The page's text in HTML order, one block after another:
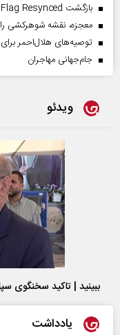
بازگشت Black Flag Resynced خبری جذاب برای دوستداران بازی
معجزه، نقشه شوهرکشی
توصیه‌های هلال‌احمر
جام‌جهانی مهاجران
ویدئو
ببینید | تاکید سخنگوی
یادداشت